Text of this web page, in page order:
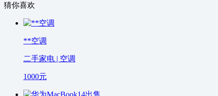
猜你喜欢
**空调
二手家电 | 空调
1000元